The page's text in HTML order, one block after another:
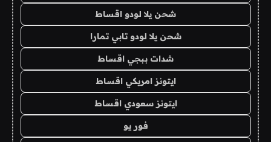
شحن يلا لودو اقساط
شحن يلا لودو تابي تمارا
شدات ببجي اقساط
ايتونز امريكي اقساط
ايتونز سعودي اقساط
فور يو